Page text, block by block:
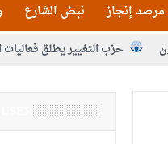
مرصد إنجاز نبض الشارع
حزب التغيير يطلق
النواب يقر مشروع